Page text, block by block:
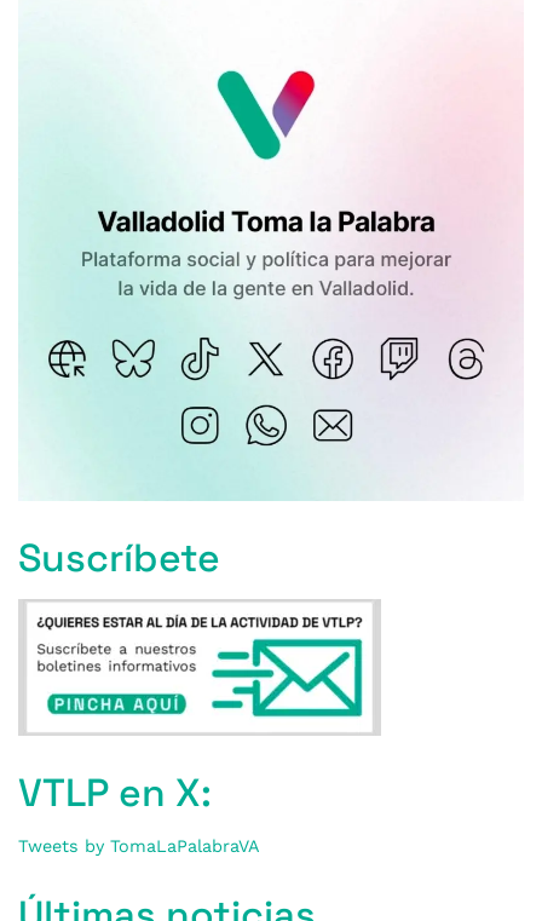
Suscríbete
VTLP en X:
Tweets by TomaLaPalabraVA